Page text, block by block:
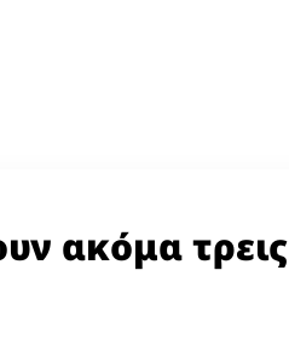
ακόμα τρεις